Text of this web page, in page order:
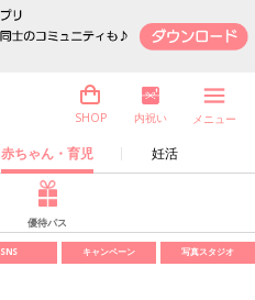
赤ちゃん・育児 妊活
SHOP 内祝い メニュー
優待パス
SNS キャンペーン 写真スタジオ